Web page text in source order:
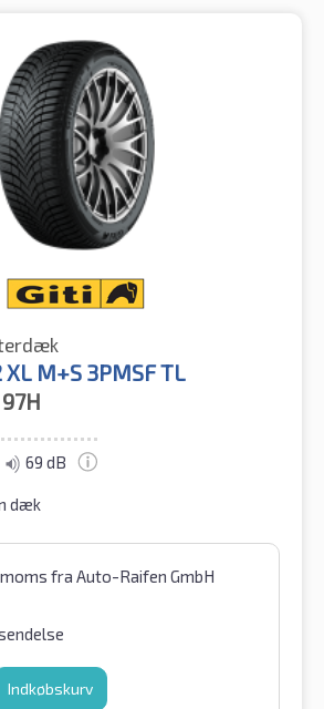
M+S 3PMSF TL
97H
69 dB
dæk
fra Auto-Raifen GmbH
Indkøbskurv